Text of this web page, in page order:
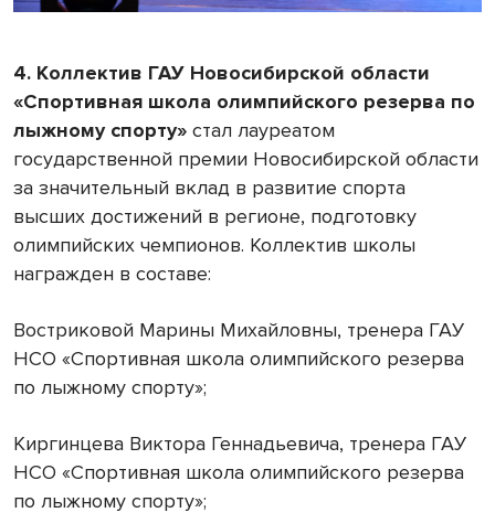
4. Коллектив ГАУ Новосибирской области
«Спортивная школа олимпийского резерва по
лыжному спорту» стал лауреатом
государственной премии Новосибирской области
за значительный вклад в развитие спорта
высших достижений в регионе, подготовку
олимпийских чемпионов. Коллектив школы
награжден в составе:
Востриковой Марины Михайловны, тренера ГАУ
НСО «Спортивная школа олимпийского резерва
по лыжному спорту»;
Киргинцева Виктора Геннадьевича, тренера ГАУ
НСО «Спортивная школа олимпийского резерва
по лыжному спорту»;